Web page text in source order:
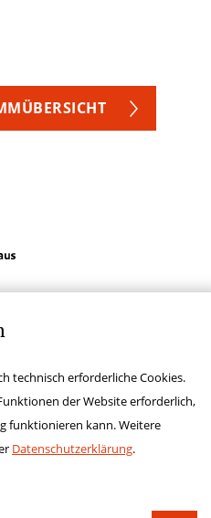
technisch erforderliche Cookies.
der Website erforderlich,
funktionieren kann. Weitere
Datenschutzerklärung.